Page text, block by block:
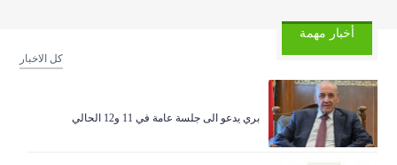
أخبار مهمة
كل الاخبار
بري يدعو الى جلسة عامة في 11 و12 الحالي